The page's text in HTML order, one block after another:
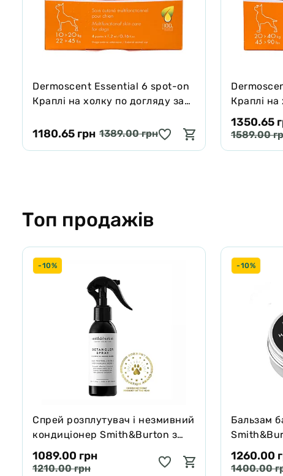
Dermoscent Essential 6 spot-on
Краплі на холку по догляду за
кг)
1180.65 грн 1389.00 грн
Краплі на
шкірою і
кг)
1350.65
1589.00
Топ продажів
-10%
Спрей розплутувач і незмивний
кондиціонер Smith&Burton з
протеїнами шовку для шерсті
собак і котів 125 мл
1089.00 грн
1210.00 грн
-10%
Бальзам
собак і
65 г
1260.00
1400.00